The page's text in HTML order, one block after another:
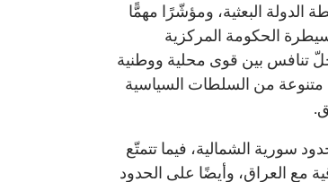
البعثية، ومؤشّرًا مهمًّا
الحكومة المركزية
تنافس بين قوى محلية ووطنية
متنوعة من السلطات السياسية
سورية الشمالية، فيما تتمتّع
مع العراق، وأيضًا على الحدود